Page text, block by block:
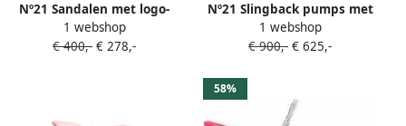
Nº21 Sandalen met logo-
reliëf Roze
1 webshop
€ 400,- € 278,-
Nº21 Slingback pumps met
oversized strik Roze
1 webshop
€ 900,- € 625,-
58%